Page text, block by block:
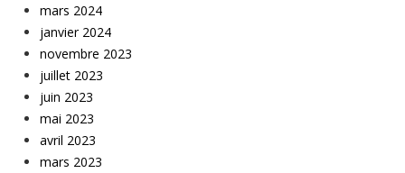
mars 2024
janvier 2024
novembre 2023
juillet 2023
juin 2023
mai 2023
avril 2023
mars 2023